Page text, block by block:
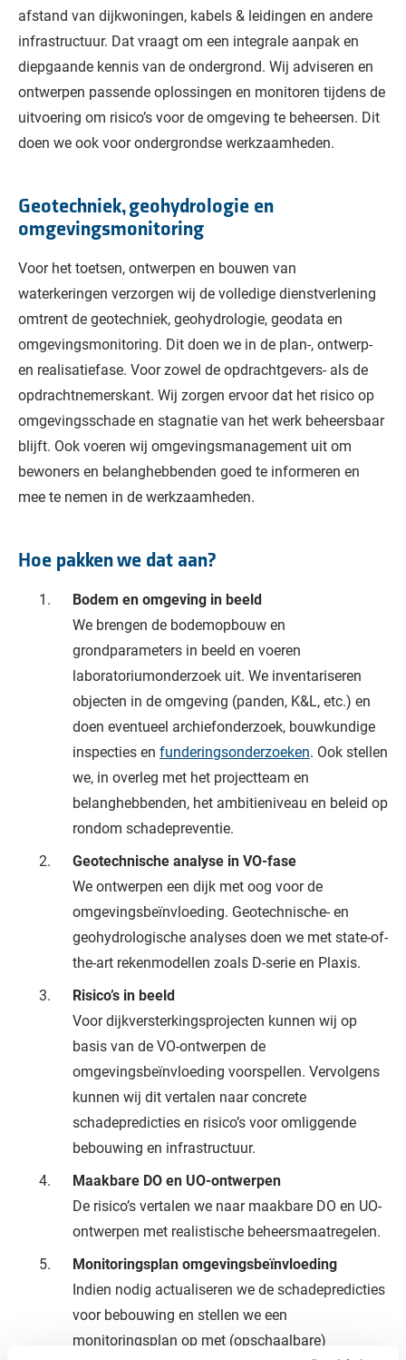
afstand van dijkwoningen, kabels & leidingen en andere
infrastructuur. Dat vraagt om een integrale aanpak en
diepgaande kennis van de ondergrond. Wij adviseren en
ontwerpen passende oplossingen en monitoren tijdens de
uitvoering om risico’s voor de omgeving te beheersen. Dit
doen we ook voor ondergrondse werkzaamheden.
Geotechniek, geohydrologie en
omgevingsmonitoring
Voor het toetsen, ontwerpen en bouwen van
waterkeringen verzorgen wij de volledige dienstverlening
omtrent de geotechniek, geohydrologie, geodata en
omgevingsmonitoring. Dit doen we in de plan-, ontwerp-
en realisatiefase. Voor zowel de opdrachtgevers- als de
opdrachtnemerskant. Wij zorgen ervoor dat het risico op
omgevingsschade en stagnatie van het werk beheersbaar
blijft. Ook voeren wij omgevingsmanagement uit om
bewoners en belanghebbenden goed te informeren en
mee te nemen in de werkzaamheden.
Hoe pakken we dat aan?
Bodem en omgeving in beeld
We brengen de bodemopbouw en
grondparameters in beeld en voeren
laboratoriumonderzoek uit. We inventariseren
objecten in de omgeving (panden, K&L, etc.) en
doen eventueel archiefonderzoek, bouwkundige
inspecties en funderingsonderzoeken. Ook stellen
we, in overleg met het projectteam en
belanghebbenden, het ambitieniveau en beleid op
rondom schadepreventie.
Geotechnische analyse in VO-fase
We ontwerpen een dijk met oog voor de
omgevingsbeïnvloeding. Geotechnische- en
geohydrologische analyses doen we met state-of-
the-art rekenmodellen zoals D-serie en Plaxis.
Risico’s in beeld
Voor dijkversterkingsprojecten kunnen wij op
basis van de VO-ontwerpen de
omgevingsbeïnvloeding voorspellen. Vervolgens
kunnen wij dit vertalen naar concrete
schadepredicties en risico’s voor omliggende
bebouwing en infrastructuur.
Maakbare DO en UO-ontwerpen
De risico’s vertalen we naar maakbare DO en UO-
ontwerpen met realistische beheersmaatregelen.
Monitoringsplan omgevingsbeïnvloeding
Indien nodig actualiseren we de schadepredicties
voor bebouwing en stellen we een
monitoringsplan op met (opschaalbare)